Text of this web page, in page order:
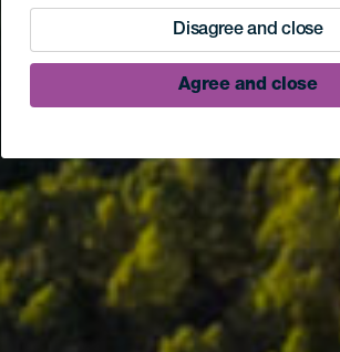
Disagree and close
Agree and close